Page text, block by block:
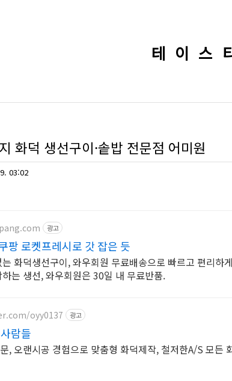
테이스
화덕 생선구이·솥밥 전문점 어미원
03:02
광고
팡 로켓프레시로 갓 잡은 듯
화덕생선구이, 와우회원 무료배송으로 빠르고 편리하
는 생선, 와우회원은 30일 내 무료반품.
oyy0137 광고
람들
, 오랜시공 경험으로 맞춤형 화덕제작, 철저한A/S 모든